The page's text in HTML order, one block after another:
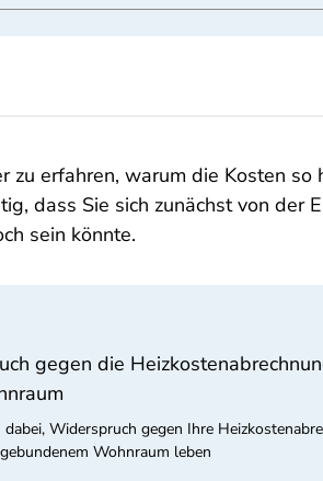
erfahren, warum die Kosten so
dass Sie sich zunächst von der
sein könnte.
gegen die
Widerspruch gegen Ihre
Wohnraum leben